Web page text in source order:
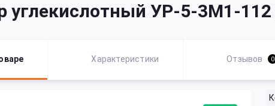
углекислотный УР-5-3М1-112
Характеристики Отзывов 0